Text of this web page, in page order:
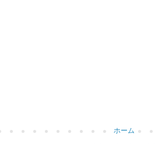
ホーム